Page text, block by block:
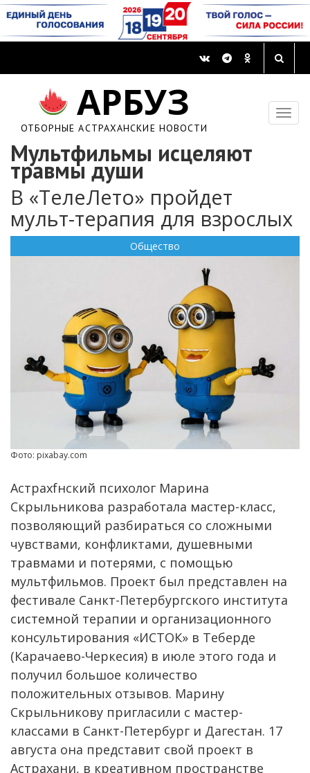
АРБУЗ
ОТБОРНЫЕ АСТРАХАНСКИЕ НОВОСТИ
Мультфильмы исцеляют
травмы души
В «ТелеЛето» пройдет
мульт-терапия для взрослых
Общество
Фото: pixabay.com
Астрахfнский психолог Марина
Скрыльникова разработала мастер-класс,
позволяющий разбираться со сложными
чувствами, конфликтами, душевными
травмами и потерями, с помощью
мультфильмов. Проект был представлен на
фестивале Санкт-Петербургского института
системной терапии и организационного
консультирования «ИСТОК» в Теберде
(Карачаево-Черкесия) в июле этого года и
получил большое количество
положительных отзывов. Марину
Скрыльникову пригласили с мастер-
классами в Санкт-Петербург и Дагестан. 17
августа она представит свой проект в
Астрахани, в креативном пространстве